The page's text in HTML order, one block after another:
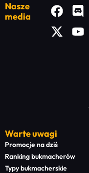
Nasze
media
Warte uwagi
Promocje na dziś
Ranking bukmacherów
Typy bukmacherskie